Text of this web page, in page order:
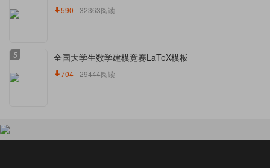
590 32363阅读
5 全国大学生数学建模竞赛LaTeX模板
704 29444阅读